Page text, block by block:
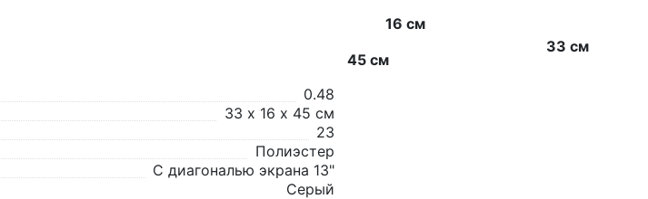
0.48
33 х 16 х 45 см
23
Полиэстер
С диагональю экрана 13"
Серый
45 см
33 см
16 см